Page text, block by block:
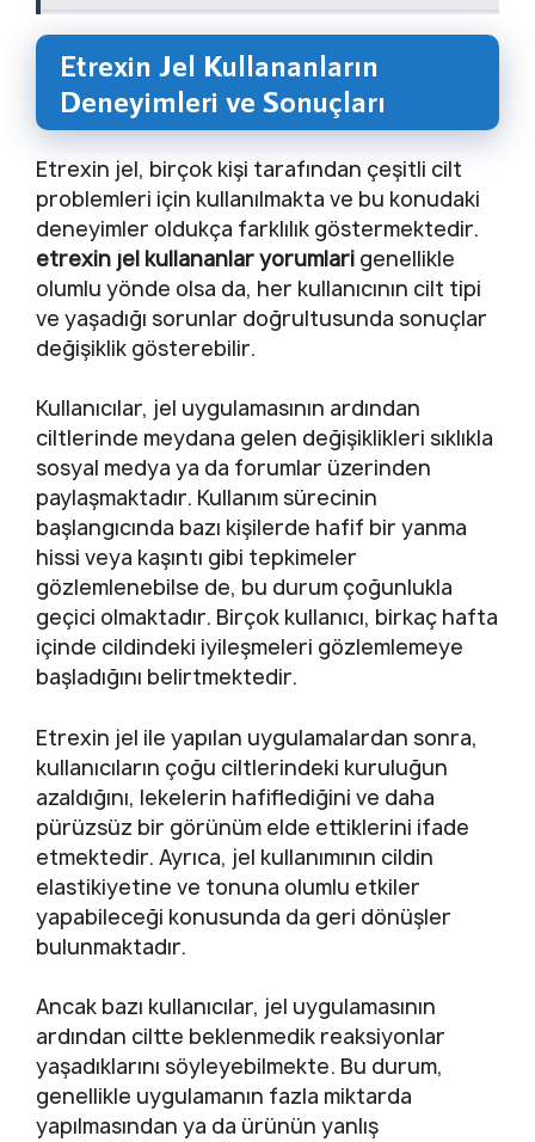
Etrexin Jel Kullananların
Deneyimleri ve Sonuçları
Etrexin jel, birçok kişi tarafından çeşitli cilt
problemleri için kullanılmakta ve bu konudaki
deneyimler oldukça farklılık göstermektedir.
etrexin jel kullananlar yorumlari genellikle
olumlu yönde olsa da, her kullanıcının cilt tipi
ve yaşadığı sorunlar doğrultusunda sonuçlar
değişiklik gösterebilir.
Kullanıcılar, jel uygulamasının ardından
ciltlerinde meydana gelen değişiklikleri sıklıkla
sosyal medya ya da forumlar üzerinden
paylaşmaktadır. Kullanım sürecinin
başlangıcında bazı kişilerde hafif bir yanma
hissi veya kaşıntı gibi tepkimeler
gözlemlenebilse de, bu durum çoğunlukla
geçici olmaktadır. Birçok kullanıcı, birkaç hafta
içinde cildindeki iyileşmeleri gözlemlemeye
başladığını belirtmektedir.
Etrexin jel ile yapılan uygulamalardan sonra,
kullanıcıların çoğu ciltlerindeki kuruluğun
azaldığını, lekelerin hafiflediğini ve daha
pürüzsüz bir görünüm elde ettiklerini ifade
etmektedir. Ayrıca, jel kullanımının cildin
elastikiyetine ve tonuna olumlu etkiler
yapabileceği konusunda da geri dönüşler
bulunmaktadır.
Ancak bazı kullanıcılar, jel uygulamasının
ardından ciltte beklenmedik reaksiyonlar
yaşadıklarını söyleyebilmekte. Bu durum,
genellikle uygulamanın fazla miktarda
yapılmasından ya da ürünün yanlış